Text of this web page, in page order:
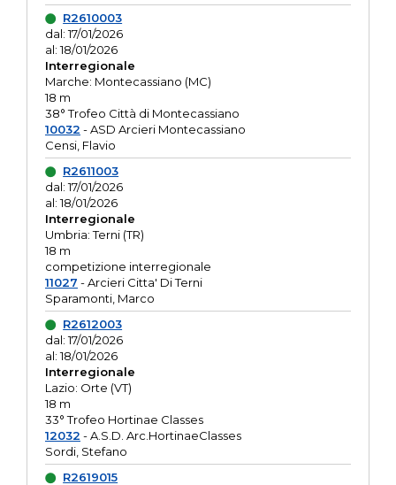
R2610003
dal: 17/01/2026
al: 18/01/2026
Interregionale
Marche: Montecassiano (MC)
18 m
38° Trofeo Città di Montecassiano
10032 - ASD Arcieri Montecassiano
Censi, Flavio
R2611003
dal: 17/01/2026
al: 18/01/2026
Interregionale
Umbria: Terni (TR)
18 m
competizione interregionale
11027 - Arcieri Citta' Di Terni
Sparamonti, Marco
R2612003
dal: 17/01/2026
al: 18/01/2026
Interregionale
Lazio: Orte (VT)
18 m
33° Trofeo Hortinae Classes
12032 - A.S.D. Arc.HortinaeClasses
Sordi, Stefano
R2619015